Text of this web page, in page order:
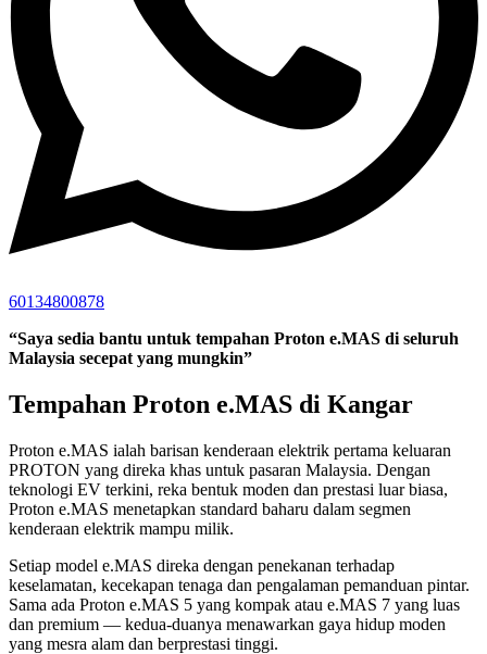
60134800878
“Saya sedia bantu untuk tempahan Proton e.MAS di seluruh
Malaysia secepat yang mungkin”
Tempahan Proton e.MAS di Kangar
Proton e.MAS ialah barisan kenderaan elektrik pertama keluaran
PROTON yang direka khas untuk pasaran Malaysia. Dengan
teknologi EV terkini, reka bentuk moden dan prestasi luar biasa,
Proton e.MAS menetapkan standard baharu dalam segmen
kenderaan elektrik mampu milik.
Setiap model e.MAS direka dengan penekanan terhadap
keselamatan, kecekapan tenaga dan pengalaman pemanduan pintar.
Sama ada Proton e.MAS 5 yang kompak atau e.MAS 7 yang luas
dan premium — kedua-duanya menawarkan gaya hidup moden
yang mesra alam dan berprestasi tinggi.